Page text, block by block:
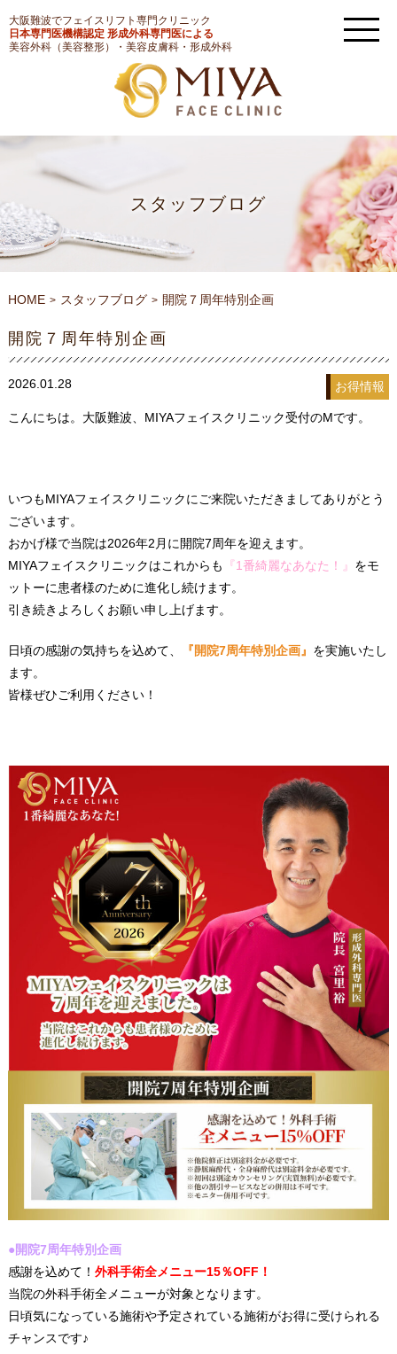
大阪難波でフェイスリフト専門クリニック
日本専門医機構認定 形成外科専門医による
美容外科（美容整形）・美容皮膚科・形成外科
スタッフブログ
HOME スタッフブログ 開院７周年特別企画
開院７周年特別企画
2026.01.28 お得情報
こんにちは。大阪難波、MIYAフェイスクリニック受付のMです。
いつもMIYAフェイスクリニックにご来院いただきましてありがとう
ございます。
おかげ様で当院は2026年2月に開院7周年を迎えます。
MIYAフェイスクリニックはこれからも
『1番綺麗なあなた！』 をモ
ットーに患者様のために進化し続けます。
引き続きよろしくお願い申し上げます。
日頃の感謝の気持ちを込めて、 『開院7周年特別企画』 を実施いたし
ます。
皆様ぜひご利用ください！
●開院7周年特別企画
感謝を込めて！ 外科手術全メニュー15％OFF！
当院の外科手術全メニューが対象となります。
日頃気になっている施術や予定されている施術がお得に受けられる
チャンスです♪